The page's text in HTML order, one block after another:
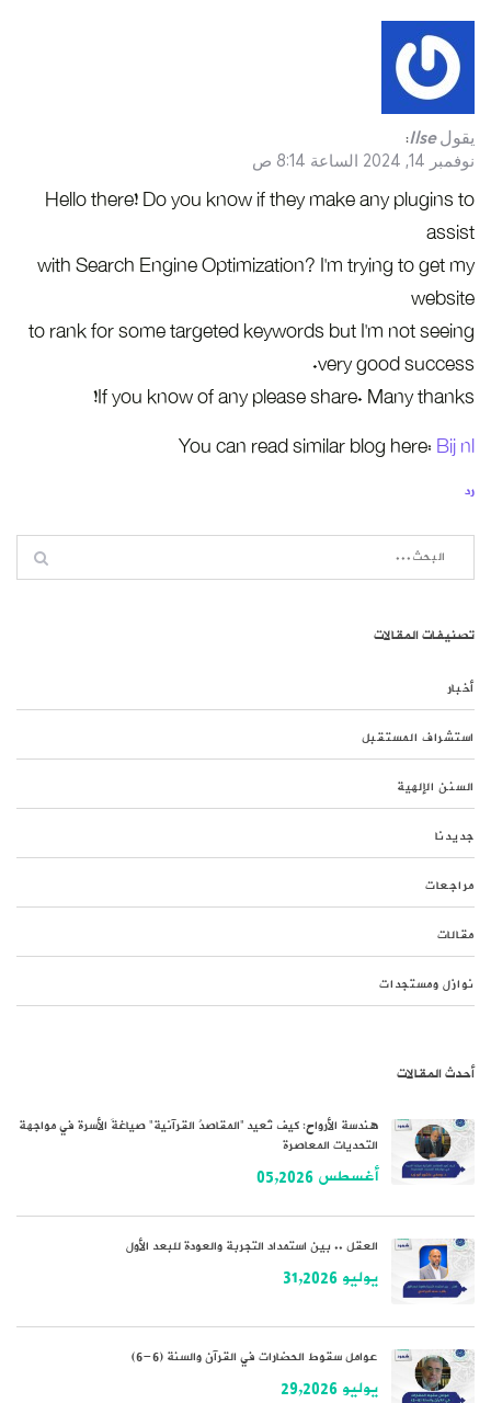
يقول Ilse
:
نوفمبر 14, 2024 الساعة 8:14 ص
Hello there! Do you know if they make any plugins to
assist
with Search Engine Optimization? I’m trying to get my
website
to rank for some targeted keywords but I’m not seeing
very good success.
If you know of any please share. Many thanks!
You can read similar blog here: Bij nl
رد
تصنيفات المقالات
أخبار
استشراف المستقبل
السنن الإلهية
جديدنا
مراجعات
مقالات
نوازل ومستجدات
أحدث المقالات
هندسة الأرواح: كيف تُعيد “المقاصدُ القرآنية” صياغةَ الأسرة في مواجهة
التحديات المعاصرة
أغسطس 05,2026
العقل .. بين استمداد التجربة والعودة للبعد الأول
يوليو 31,2026
عوامل سقوط الحضارات في القرآن والسنة (6-6)
يوليو 29,2026